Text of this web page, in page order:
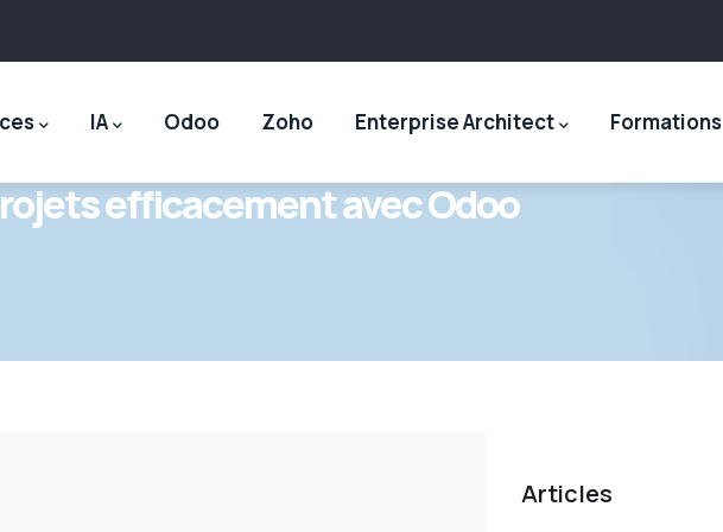
IA Odoo Zoho Enterprise Architect Formations
efficacement avec Odoo
Articles